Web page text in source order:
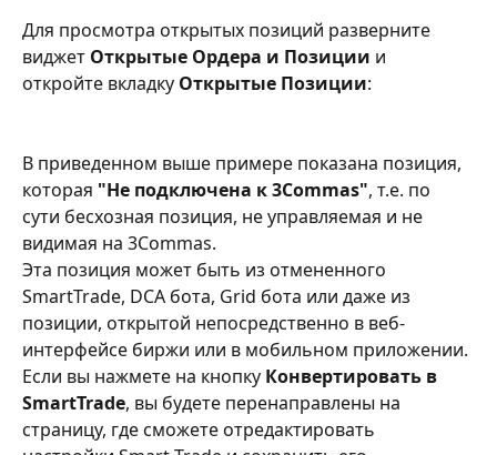
Для просмотра открытых позиций разверните
виджет Открытые Ордера и Позиции и
откройте вкладку Открытые Позиции:
В приведенном выше примере показана позиция,
которая "Не подключена к 3Commas", т.е. по
сути бесхозная позиция, не управляемая и не
видимая на 3Commas.
Эта позиция может быть из отмененного
SmartTrade, DCA бота, Grid бота или даже из
позиции, открытой непосредственно в веб-
интерфейсе биржи или в мобильном приложении.
Если вы нажмете на кнопку Конвертировать в
SmartTrade, вы будете перенаправлены на
страницу, где сможете отредактировать